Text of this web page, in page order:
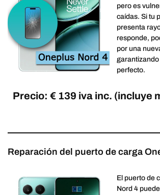
pero es
caídas. Si tu
presenta
responde,
por una
perfecto.
Precio: € 139 iva inc. (incluye
Reparación del puerto de carga
El puerto de
Nord 4